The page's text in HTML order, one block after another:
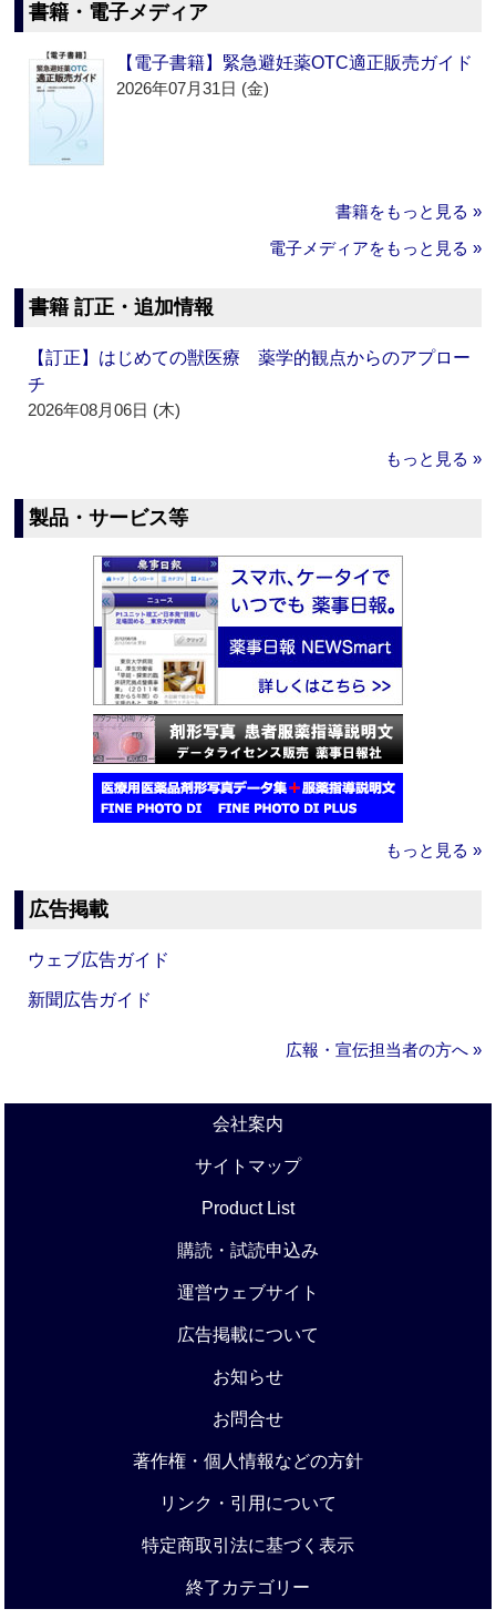
書籍・電子メディア
【電子書籍】緊急避妊薬OTC適正販売ガイド
2026年07月31日 (金)
書籍をもっと見る »
電子メディアをもっと見る »
書籍 訂正・追加情報
【訂正】はじめての獣医療 薬学的観点からのアプロー
チ
2026年08月06日 (木)
もっと見る »
製品・サービス等
もっと見る »
広告掲載
ウェブ広告ガイド
新聞広告ガイド
広報・宣伝担当者の方へ »
会社案内
サイトマップ
Product List
購読・試読申込み
運営ウェブサイト
広告掲載について
お知らせ
お問合せ
著作権・個人情報などの方針
リンク・引用について
特定商取引法に基づく表示
終了カテゴリー